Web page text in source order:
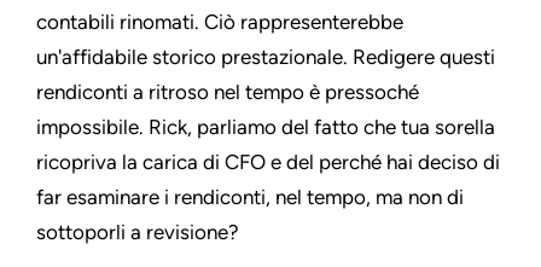
contabili rinomati. Ciò rappresenterebbe
un'affidabile storico prestazionale. Redigere questi
rendiconti a ritroso nel tempo è pressoché
impossibile. Rick, parliamo del fatto che tua sorella
ricopriva la carica di CFO e del perché hai deciso di
far esaminare i rendiconti, nel tempo, ma non di
sottoporli a revisione?